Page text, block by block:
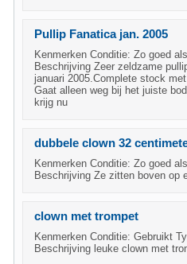
Pullip Fanatica jan. 2005
Kenmerken Conditie: Zo goed
Beschrijving Zeer zeldzame
januari 2005.Complete stock
Gaat alleen weg bij het juiste
krijg nu
dubbele clown 32
Kenmerken Conditie: Zo goed
Beschrijving Ze zitten boven op
clown met trompet
Kenmerken Conditie: Gebruikt
Beschrijving leuke clown met